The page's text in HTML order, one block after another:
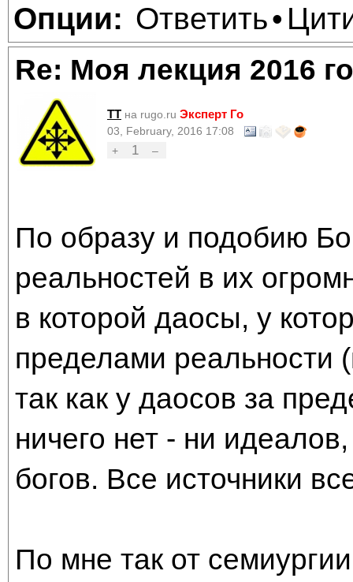
Опции: Ответить•
Re: Моя лекция 2016
TT на rugo.ru Эксперт Го
03, February, 2016 17:08
+
1 –
По образу и подобию
реальностей в их
в которой даосы, у
пределами реальности
так как у даосов за
ничего нет - ни
богов. Все источники
По мне так от